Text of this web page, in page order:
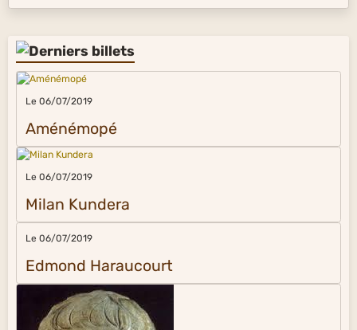
Le 06/07/2019
Aménémopé
Le 06/07/2019
Milan Kundera
Le 06/07/2019
Edmond Haraucourt